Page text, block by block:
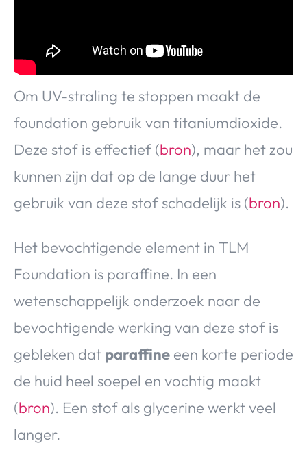
Om UV-straling te stoppen maakt de
foundation gebruik van titaniumdioxide.
Deze stof is effectief (bron), maar het zou
kunnen zijn dat op de lange duur het
gebruik van deze stof schadelijk is (bron).
Het bevochtigende element in TLM
Foundation is paraffine. In een
wetenschappelijk onderzoek naar de
bevochtigende werking van deze stof is
gebleken dat paraffine een korte periode
de huid heel soepel en vochtig maakt
(bron). Een stof als glycerine werkt veel
langer.